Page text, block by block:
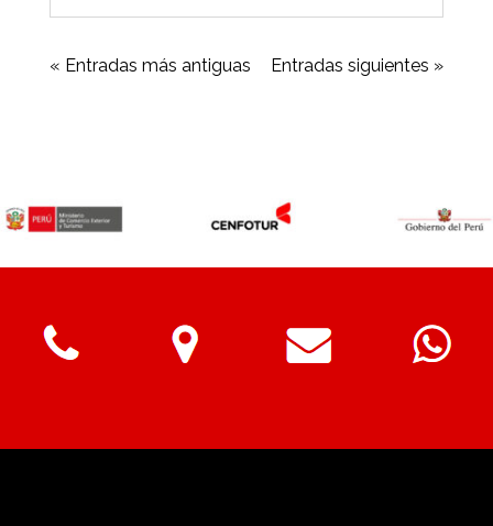
« Entradas más antiguas Entradas siguientes »